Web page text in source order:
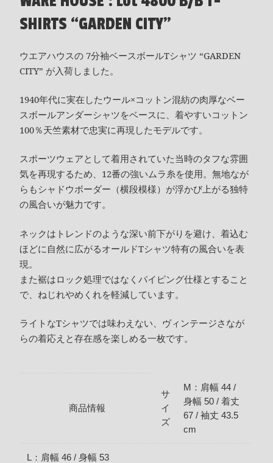
SHIRTS “GARDEN CITY”
ウエアハウスの 7分袖ベースボールTシャツ “GARDEN
CITY” が入荷しました。
1940年代に実在したウール×コットン混紡の肉厚なベー
スボールアンダーシャツをベースに、着やすいコットン
100％天竺素材で忠実に再現したモデルです。
スポーツウェアとして着用されていた当時のタフな雰囲
気を再現するため、12番の強いムラ糸を使用。無地なが
らもシャドウボーダー（横段模様）が浮かび上がる独特
の風合いが魅力です。
ネックはトレンドのような深い前下がりを避け、着込む
ほどに自然に広がるオールドTシャツ特有の風合いを表
現。
また裾はロック処理ではなくパイピング仕様とすること
で、ねじれやめくれを軽減しています。
ライトなTシャツでは味わえない、ヴィンテージさなが
らの着応えと存在感を楽しめる一枚です。
商品情報
サ
イ
ズ
M：肩幅 44 /
身幅 50 / 着丈
67 / 袖丈 43.5
cm
L：肩幅 46 / 身幅 53